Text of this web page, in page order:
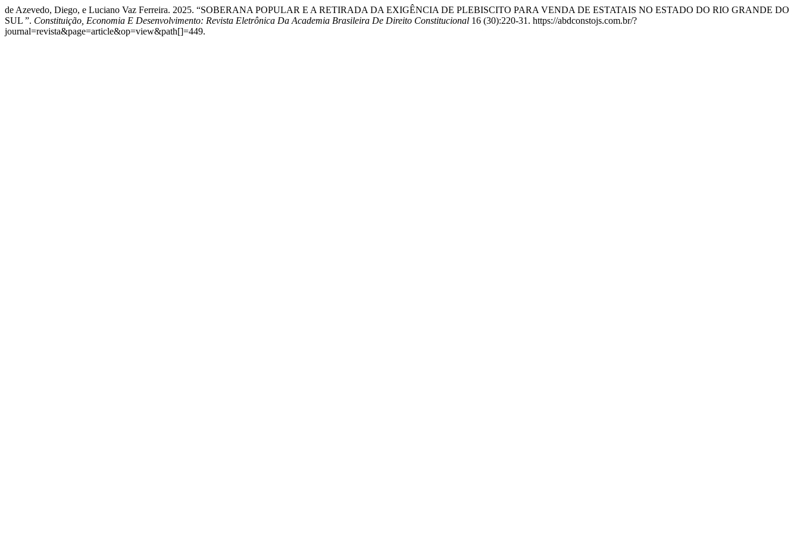
de Azevedo, Diego, e Luciano Vaz Ferreira. 2025. “SOBERANA POPULAR E A RETIRADA DA EXIGÊNCIA DE PLEBISCITO PARA VENDA DE ESTATAIS NO ESTADO DO RIO GRANDE DO
SUL ”. Constituição, Economia E Desenvolvimento: Revista Eletrônica Da Academia Brasileira De Direito Constitucional 16 (30):220-31. https://abdconstojs.com.br/?
journal=revista&page=article&op=view&path[]=449.